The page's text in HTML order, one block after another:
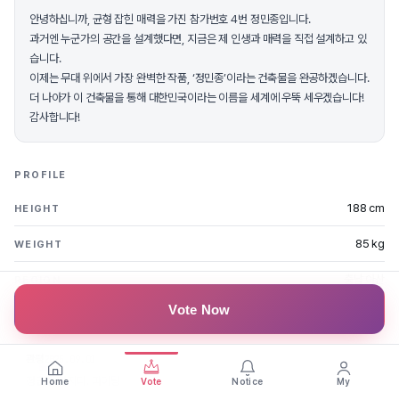
안녕하십니까, 균형 잡힌 매력을 가진 참가번호 4번 정민종입니다.
과거엔 누군가의 공간을 설계했다면, 지금은 제 인생과 매력을 직접 설계하고 있
습니다.
이제는 무대 위에서 가장 완벽한 작품, ‘정민종’이라는 건축물을 완공하겠습니다.
더 나아가 이 건축물을 통해 대한민국이라는 이름을 세계에 우뚝 세우겠습니다!
감사합니다!
PROFILE
HEIGHT 188 cm
WEIGHT 85 kg
FAN MESSAGES
2025.09.01
정민종 멋지다. 파이팅
Vote Now
Home Vote Notice My